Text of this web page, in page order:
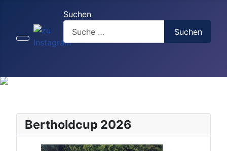
Suchen
Suchen
Bertholdcup 2026